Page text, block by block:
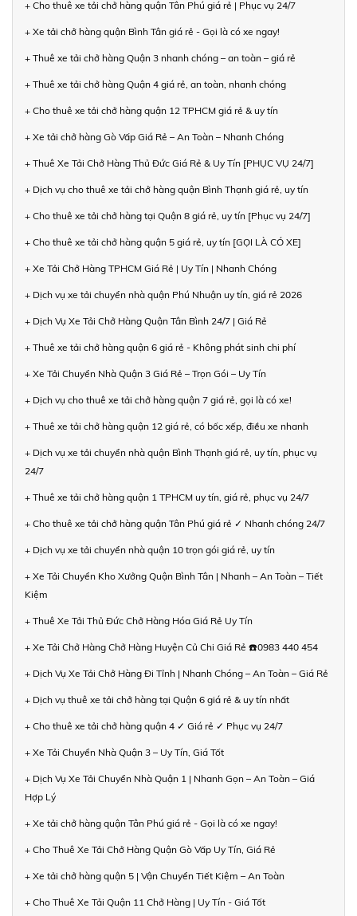
+ Cho thuê xe tải chở hàng quận Tân Phú giá rẻ | Phục vụ 24/7
+ Xe tải chở hàng quận Bình Tân giá rẻ - Gọi là có xe ngay!
+ Thuê xe tải chở hàng Quận 3 nhanh chóng – an toàn – giá rẻ
+ Thuê xe tải chở hàng Quận 4 giá rẻ, an toàn, nhanh chóng
+ Cho thuê xe tải chở hàng quận 12 TPHCM giá rẻ & uy tín
+ Xe tải chở hàng Gò Vấp Giá Rẻ – An Toàn – Nhanh Chóng
+ Thuê Xe Tải Chở Hàng Thủ Đức Giá Rẻ & Uy Tín [PHỤC VỤ 24/7]
+ Dịch vụ cho thuê xe tải chở hàng quận Bình Thạnh giá rẻ, uy tín
+ Cho thuê xe tải chở hàng tại Quận 8 giá rẻ, uy tín [Phục vụ 24/7]
+ Cho thuê xe tải chở hàng quận 5 giá rẻ, uy tín [GỌI LÀ CÓ XE]
+ Xe Tải Chở Hàng TPHCM Giá Rẻ | Uy Tín | Nhanh Chóng
+ Dịch vụ xe tải chuyển nhà quận Phú Nhuận uy tín, giá rẻ 2026
+ Dịch Vụ Xe Tải Chở Hàng Quận Tân Bình 24/7 | Giá Rẻ
+ Thuê xe tải chở hàng quận 6 giá rẻ - Không phát sinh chi phí
+ Xe Tải Chuyển Nhà Quận 3 Giá Rẻ – Trọn Gói – Uy Tín
+ Dịch vụ cho thuê xe tải chở hàng quận 7 giá rẻ, gọi là có xe!
+ Thuê xe tải chở hàng quận 12 giá rẻ, có bốc xếp, điều xe nhanh
+ Dịch vụ xe tải chuyển nhà quận Bình Thạnh giá rẻ, uy tín, phục vụ
24/7
+ Thuê xe tải chở hàng quận 1 TPHCM uy tín, giá rẻ, phục vụ 24/7
+ Cho thuê xe tải chở hàng quận Tân Phú giá rẻ ✓ Nhanh chóng 24/7
+ Dịch vụ xe tải chuyển nhà quận 10 trọn gói giá rẻ, uy tín
+ Xe Tải Chuyển Kho Xưởng Quận Bình Tân | Nhanh – An Toàn – Tiết
Kiệm
+ Thuê Xe Tải Thủ Đức Chở Hàng Hóa Giá Rẻ Uy Tín
+ Xe Tải Chở Hàng Chở Hàng Huyện Củ Chi Giá Rẻ ☎️0983 440 454
+ Dịch Vụ Xe Tải Chở Hàng Đi Tỉnh | Nhanh Chóng – An Toàn – Giá Rẻ
+ Dịch vụ thuê xe tải chở hàng tại Quận 6 giá rẻ & uy tín nhất
+ Cho thuê xe tải chở hàng quận 4 ✓ Giá rẻ ✓ Phục vụ 24/7
+ Xe Tải Chuyển Nhà Quận 3 – Uy Tín, Giá Tốt
+ Dịch Vụ Xe Tải Chuyển Nhà Quận 1 | Nhanh Gọn – An Toàn – Giá
Hợp Lý
+ Xe tải chở hàng quận Tân Phú giá rẻ - Gọi là có xe ngay!
+ Cho Thuê Xe Tải Chở Hàng Quận Gò Vấp Uy Tín, Giá Rẻ
+ Xe tải chở hàng quận 5 | Vận Chuyển Tiết Kiệm – An Toàn
+ Cho Thuê Xe Tải Quận 11 Chở Hàng | Uy Tín - Giá Tốt